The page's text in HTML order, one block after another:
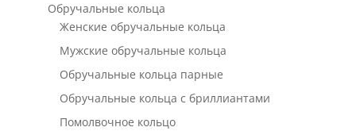
Обручальные кольца
Женские обручальные кольца
Мужские обручальные кольца
Обручальные кольца парные
Обручальные кольца с бриллиантами
Помолвочное кольцо